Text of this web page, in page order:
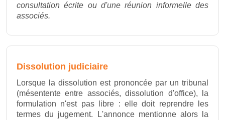
consultation écrite ou d'une réunion informelle des
associés.
Dissolution judiciaire
Lorsque la dissolution est prononcée par un tribunal
(mésentente entre associés, dissolution d'office), la
formulation n'est pas libre : elle doit reprendre les
termes du jugement. L'annonce mentionne alors la